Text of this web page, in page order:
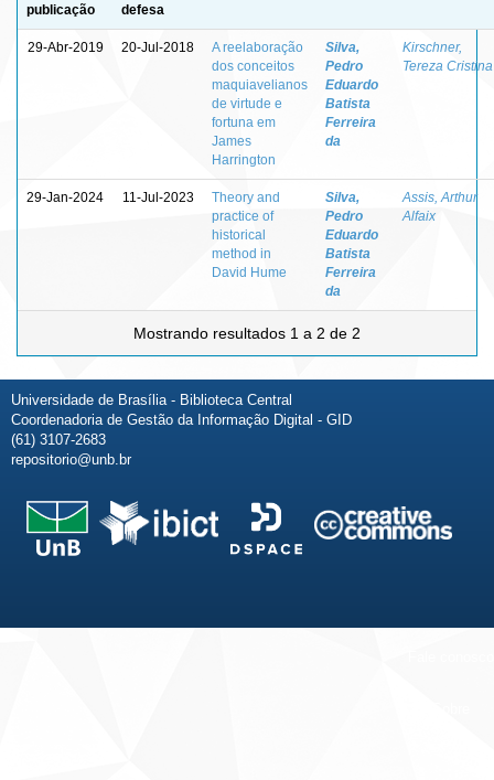
publicação
defesa
29-Abr-2019 20-Jul-2018
A reelaboração
dos conceitos
maquiavelianos
de virtude e
fortuna em
James
Harrington
Silva,
Pedro
Eduardo
Batista
Ferreira
da
Kirschner,
Tereza Cristina
29-Jan-2024 11-Jul-2023
Theory and
practice of
historical
method in
David Hume
Silva,
Pedro
Eduardo
Batista
Ferreira
da
Assis, Arthur
Alfaix
Mostrando resultados 1 a 2 de 2
Universidade de Brasília - Biblioteca Central
Coordenadoria de Gestão da Informação Digital - GID
(61) 3107-2683
repositorio@unb.br